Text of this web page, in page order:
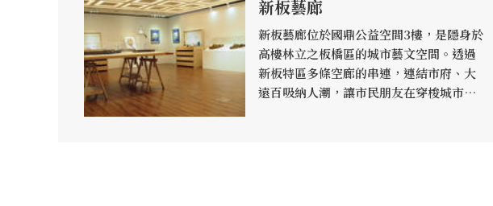
新板藝廊
新板藝廊位於國鼎公益空間3樓，是隱身於
高樓林立之板橋區的城市藝文空間。透過
新板特區多條空廊的串連，連結市府、大
遠百吸納人潮，讓市民朋友在穿梭城市生